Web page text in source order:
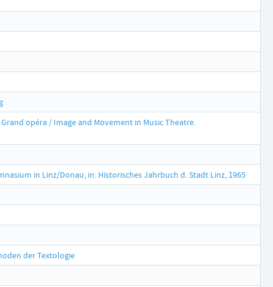
opéra / Image and Movement in Music Theatre.
in Linz/Donau, in: Historisches Jahrbuch d. Stadt Linz, 1965
der Textologie